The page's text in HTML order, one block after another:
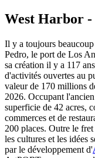
West Harbor -
Il y a toujours
Pedro, le port de Los
sa création il y a 117
d'activités ouvertes au
valeur de 170 millions
2026. Occupant
superficie de 42 acres,
commerces et de
200 places. Outre le
les cultures et les idées
par le développement d'